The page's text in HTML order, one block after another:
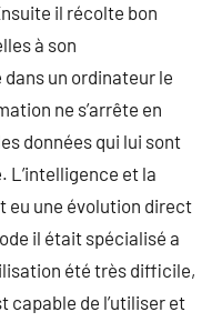
il récolte bon
à son
un ordinateur le
ne s’arrête en
données qui lui sont
L’intelligence et la
eu une évolution direct
il était spécialisé a
été très difficile,
capable de l’utiliser et